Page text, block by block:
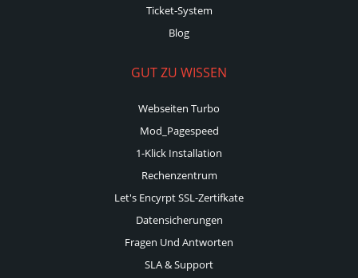
Ticket-System
Blog
GUT ZU WISSEN
Webseiten Turbo
Mod_Pagespeed
1-Klick Installation
Rechenzentrum
Let's Encyrpt SSL-Zertifkate
Datensicherungen
Fragen Und Antworten
SLA & Support